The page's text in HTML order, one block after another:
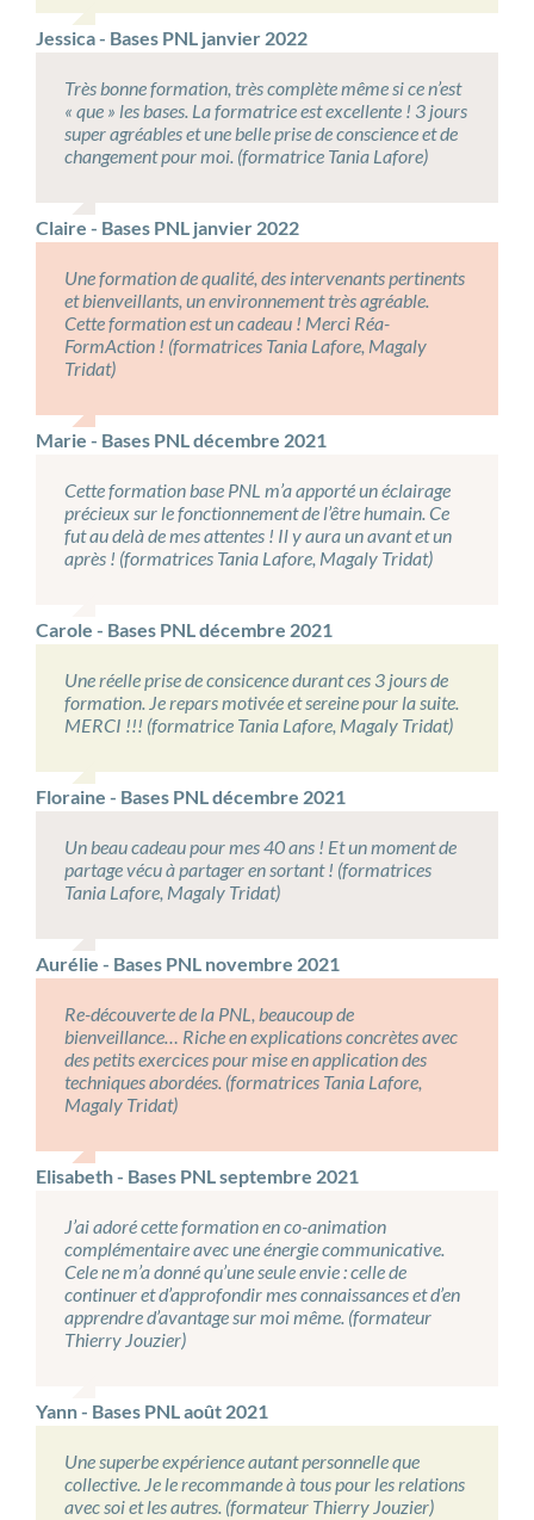
Jessica - Bases PNL janvier 2022
Très bonne formation, très complète même si ce n’est
« que » les bases. La formatrice est excellente ! 3 jours
super agréables et une belle prise de conscience et de
changement pour moi. (formatrice Tania Lafore)
Claire - Bases PNL janvier 2022
Une formation de qualité, des intervenants pertinents
et bienveillants, un environnement très agréable.
Cette formation est un cadeau ! Merci Réa-
FormAction ! (formatrices Tania Lafore, Magaly
Tridat)
Marie - Bases PNL décembre 2021
Cette formation base PNL m’a apporté un éclairage
précieux sur le fonctionnement de l’être humain. Ce
fut au delà de mes attentes ! Il y aura un avant et un
après ! (formatrices Tania Lafore, Magaly Tridat)
Carole - Bases PNL décembre 2021
Une réelle prise de consicence durant ces 3 jours de
formation. Je repars motivée et sereine pour la suite.
MERCI !!! (formatrice Tania Lafore, Magaly Tridat)
Floraine - Bases PNL décembre 2021
Un beau cadeau pour mes 40 ans ! Et un moment de
partage vécu à partager en sortant ! (formatrices
Tania Lafore, Magaly Tridat)
Aurélie - Bases PNL novembre 2021
Re-découverte de la PNL, beaucoup de
bienveillance… Riche en explications concrètes avec
des petits exercices pour mise en application des
techniques abordées. (formatrices Tania Lafore,
Magaly Tridat)
Elisabeth - Bases PNL septembre 2021
J’ai adoré cette formation en co-animation
complémentaire avec une énergie communicative.
Cele ne m’a donné qu’une seule envie : celle de
continuer et d’approfondir mes connaissances et d’en
apprendre d’avantage sur moi même. (formateur
Thierry Jouzier)
Yann - Bases PNL août 2021
Une superbe expérience autant personnelle que
collective. Je le recommande à tous pour les relations
avec soi et les autres. (formateur Thierry Jouzier)